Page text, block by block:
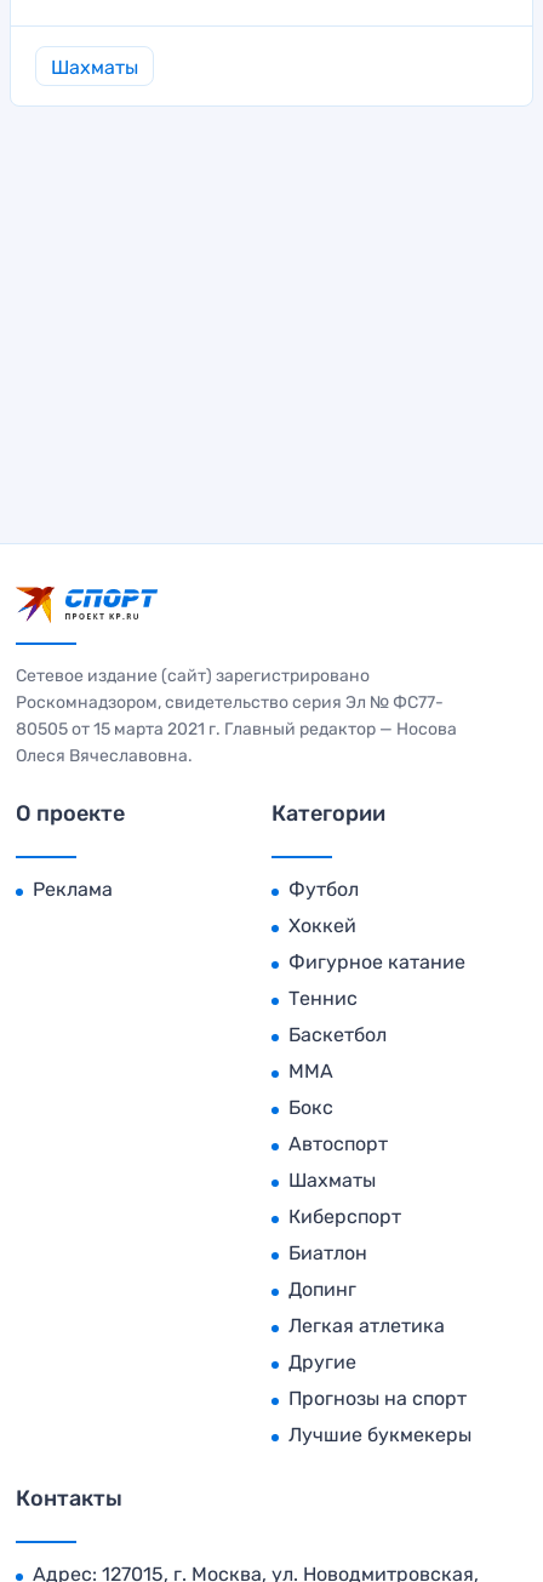
Шахматы
Сетевое издание (сайт) зарегистрировано
Роскомнадзором, свидетельство серия Эл № ФС77-
80505 от 15 марта 2021 г. Главный редактор — Носова
Олеся Вячеславовна.
О проекте
Реклама
Категории
Футбол
Хоккей
Фигурное катание
Теннис
Баскетбол
MMA
Бокс
Автоспорт
Шахматы
Киберспорт
Биатлон
Допинг
Легкая атлетика
Другие
Прогнозы на спорт
Лучшие букмекеры
Контакты
Адрес: 127015, г. Москва, ул. Новодмитровская,